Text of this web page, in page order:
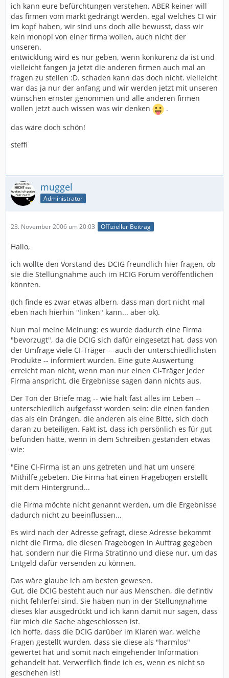
ich kann eure befürchtungen verstehen. ABER keiner will
das firmen vom markt gedrängt werden. egal welches CI wir
im kopf haben, wir sind uns doch alle bewusst, dass wir
kein monopl von einer firma wollen, auch nicht der
unseren.
entwicklung wird es nur geben, wenn konkurenz da ist und
vielleicht fangen ja jetzt die anderen firmen auch mal an
fragen zu stellen :D. schaden kann das doch nicht. vielleicht
war das ja nur der anfang und wir werden jetzt mit unseren
wünschen ernster genommen und alle anderen firmen
wollen jetzt auch wissen was wir denken
.
das wäre doch schön!
steffi
muggel
Administrator
23. November 2006 um 20:03 Offizieller Beitrag
Hallo,
ich wollte den Vorstand des DCIG freundlich hier fragen, ob
sie die Stellungnahme auch im HCIG Forum veröffentlichen
könnten.
(Ich finde es zwar etwas albern, dass man dort nicht mal
eben nach hierhin "linken" kann... aber ok).
Nun mal meine Meinung: es wurde dadurch eine Firma
"bevorzugt", da die DCIG sich dafür eingesetzt hat, dass von
der Umfrage viele CI-Träger -- auch der unterschiedlichsten
Produkte -- informiert wurden. Eine gute Auswertung
erreicht man nicht, wenn man nur einen CI-Träger jeder
Firma anspricht, die Ergebnisse sagen dann nichts aus.
Der Ton der Briefe mag -- wie halt fast alles im Leben --
unterschiedlich aufgefasst worden sein: die einen fanden
das als ein Drängen, die anderen als eine Bitte, sich doch
daran zu beteiligen. Fakt ist, dass ich persönlich es für gut
befunden hätte, wenn in dem Schreiben gestanden etwas
wie:
"Eine CI-Firma ist an uns getreten und hat um unsere
Mithilfe gebeten. Die Firma hat einen Fragebogen erstellt
mit dem Hintergrund...
die Firma möchte nicht genannt werden, um die Ergebnisse
dadurch nicht zu beeinflussen...
Es wird nach der Adresse gefragt, diese Adresse bekommt
nicht die Firma, die diesen Fragebogen in Auftrag gegeben
hat, sondern nur die FIrma Stratinno und diese nur, um das
Entgeld dafür versenden zu können.
Das wäre glaube ich am besten gewesen.
Gut, die DCIG besteht auch nur aus Menschen, die defintiv
nicht fehlerfei sind. Sie haben nun in der Stellungnahme
dieses klar ausgedrückt und ich kann damit nur sagen, dass
für mich die Sache abgeschlossen ist.
Ich hoffe, dass die DCIG darüber im Klaren war, welche
Fragen gestellt wurden, dass sie diese als "harmlos"
gewertet hat und somit nach eingehender Information
gehandelt hat. Verwerflich finde ich es, wenn es nicht so
geschehen ist!